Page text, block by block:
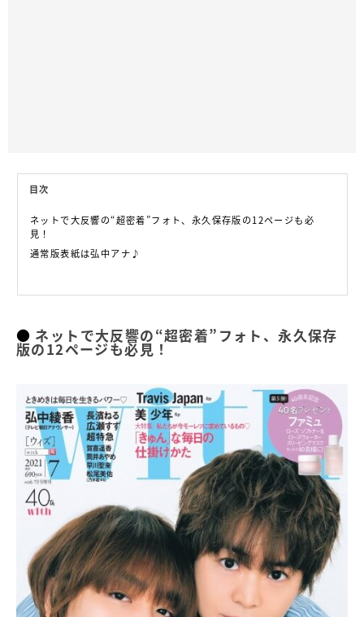
目次
ネットで大反響の“超密着”フォト、永久保存版の12ページも必
見！
通常版表紙は弘中アナ♪
ネットで大反響の“超密着”フォト、永久保存
版の12ページも必見！